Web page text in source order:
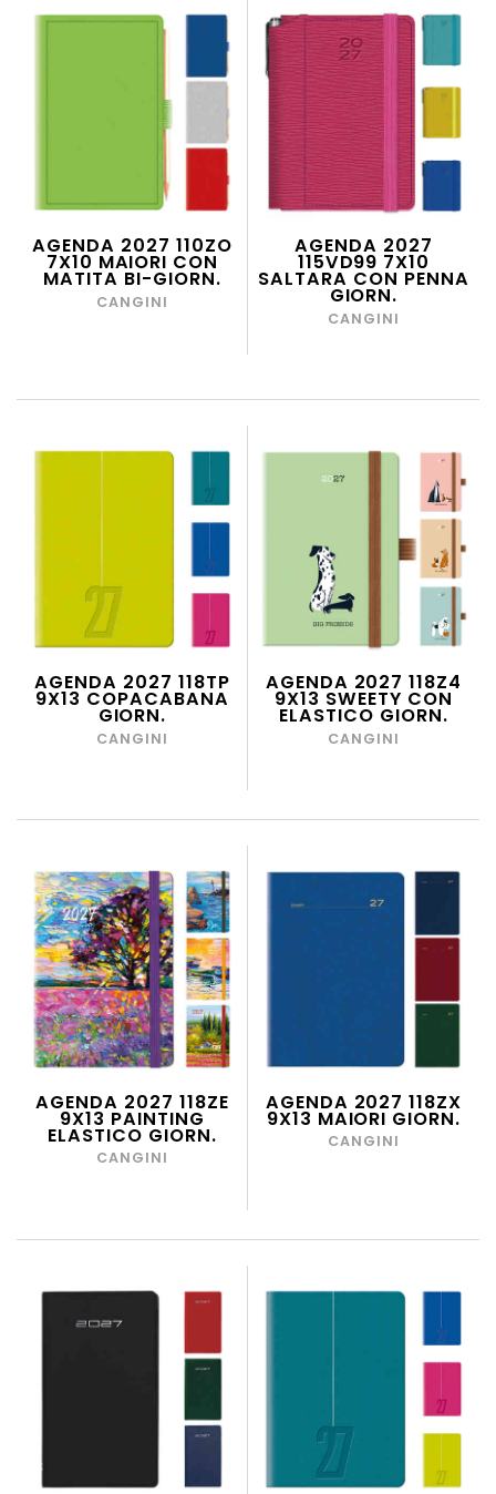
AGENDA 2027 110ZO
7X10 MAIORI CON
MATITA BI-GIORN.
CANGINI
AGENDA 2027
115VD99 7X10
SALTARA CON PENNA
GIORN.
CANGINI
AGENDA 2027 118TP
9X13 COPACABANA
GIORN.
CANGINI
AGENDA 2027 118Z4
9X13 SWEETY CON
ELASTICO GIORN.
CANGINI
AGENDA 2027 118ZE
9X13 PAINTING
ELASTICO GIORN.
CANGINI
AGENDA 2027 118ZX
9X13 MAIORI GIORN.
CANGINI